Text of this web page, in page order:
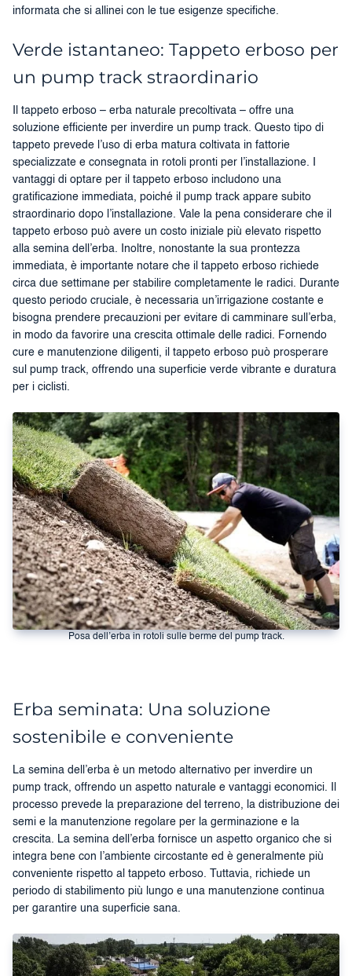
informata che si allinei con le tue esigenze specifiche.
Verde istantaneo: Tappeto erboso per
un pump track straordinario
Il tappeto erboso – erba naturale precoltivata – offre una
soluzione efficiente per inverdire un pump track. Questo tipo di
tappeto prevede l’uso di erba matura coltivata in fattorie
specializzate e consegnata in rotoli pronti per l’installazione. I
vantaggi di optare per il tappeto erboso includono una
gratificazione immediata, poiché il pump track appare subito
straordinario dopo l’installazione. Vale la pena considerare che il
tappeto erboso può avere un costo iniziale più elevato rispetto
alla semina dell’erba. Inoltre, nonostante la sua prontezza
immediata, è importante notare che il tappeto erboso richiede
circa due settimane per stabilire completamente le radici. Durante
questo periodo cruciale, è necessaria un’irrigazione costante e
bisogna prendere precauzioni per evitare di camminare sull’erba,
in modo da favorire una crescita ottimale delle radici. Fornendo
cure e manutenzione diligenti, il tappeto erboso può prosperare
sul pump track, offrendo una superficie verde vibrante e duratura
per i ciclisti.
Posa dell’erba in rotoli sulle berme del pump track.
Erba seminata: Una soluzione
sostenibile e conveniente
La semina dell’erba è un metodo alternativo per inverdire un
pump track, offrendo un aspetto naturale e vantaggi economici. Il
processo prevede la preparazione del terreno, la distribuzione dei
semi e la manutenzione regolare per la germinazione e la
crescita. La semina dell’erba fornisce un aspetto organico che si
integra bene con l’ambiente circostante ed è generalmente più
conveniente rispetto al tappeto erboso. Tuttavia, richiede un
periodo di stabilimento più lungo e una manutenzione continua
per garantire una superficie sana.